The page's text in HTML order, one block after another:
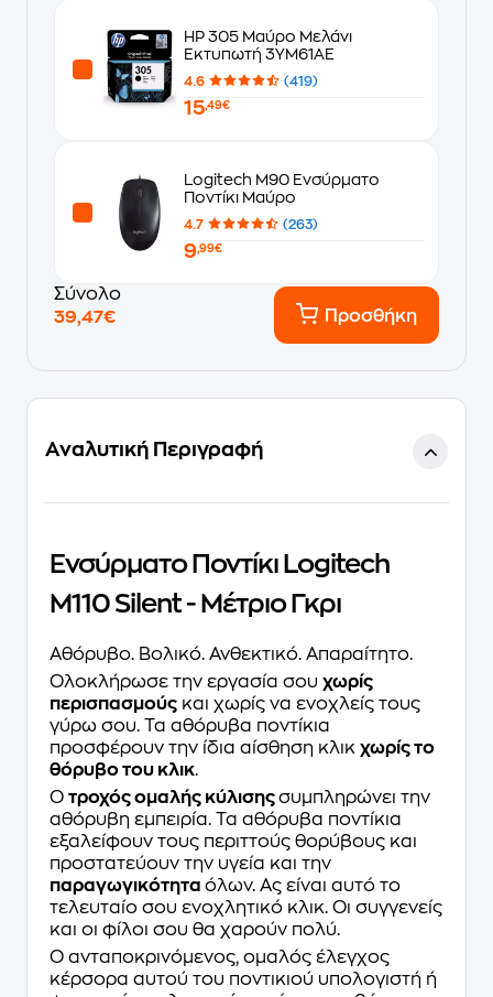
HP 305 Μαύρο Μελάνι
Εκτυπωτή 3YM61AE
4.6 (419)
15,49€
Logitech M90 Ενσύρματο
Ποντίκι Μαύρο
4.7 (263)
9,99€
Σύνολο
39,47€
Προσθήκη
Αναλυτική Περιγραφή
Ενσύρματο Ποντίκι Logitech
M110 Silent - Μέτριο Γκρι
Αθόρυβο. Βολικό. Ανθεκτικό. Απαραίτητο.
Ολοκλήρωσε την εργασία σου χωρίς
περισπασμούς και χωρίς να ενοχλείς τους
γύρω σου. Τα αθόρυβα ποντίκια
προσφέρουν την ίδια αίσθηση κλικ χωρίς το
θόρυβο του κλικ.
Ο τροχός ομαλής κύλισηςσυμπληρώνει την
αθόρυβη εμπειρία. Τα αθόρυβα ποντίκια
εξαλείφουν τους περιττούς θορύβους και
προστατεύουν την υγεία και την
παραγωγικότητα όλων. Ας είναι αυτό το
τελευταίο σου ενοχλητικό κλικ. Οι συγγενείς
και οι φίλοι σου θα χαρούν πολύ.
Ο ανταποκρινόμενος, ομαλός έλεγχος
κέρσορα αυτού του ποντικιού υπολογιστή ή